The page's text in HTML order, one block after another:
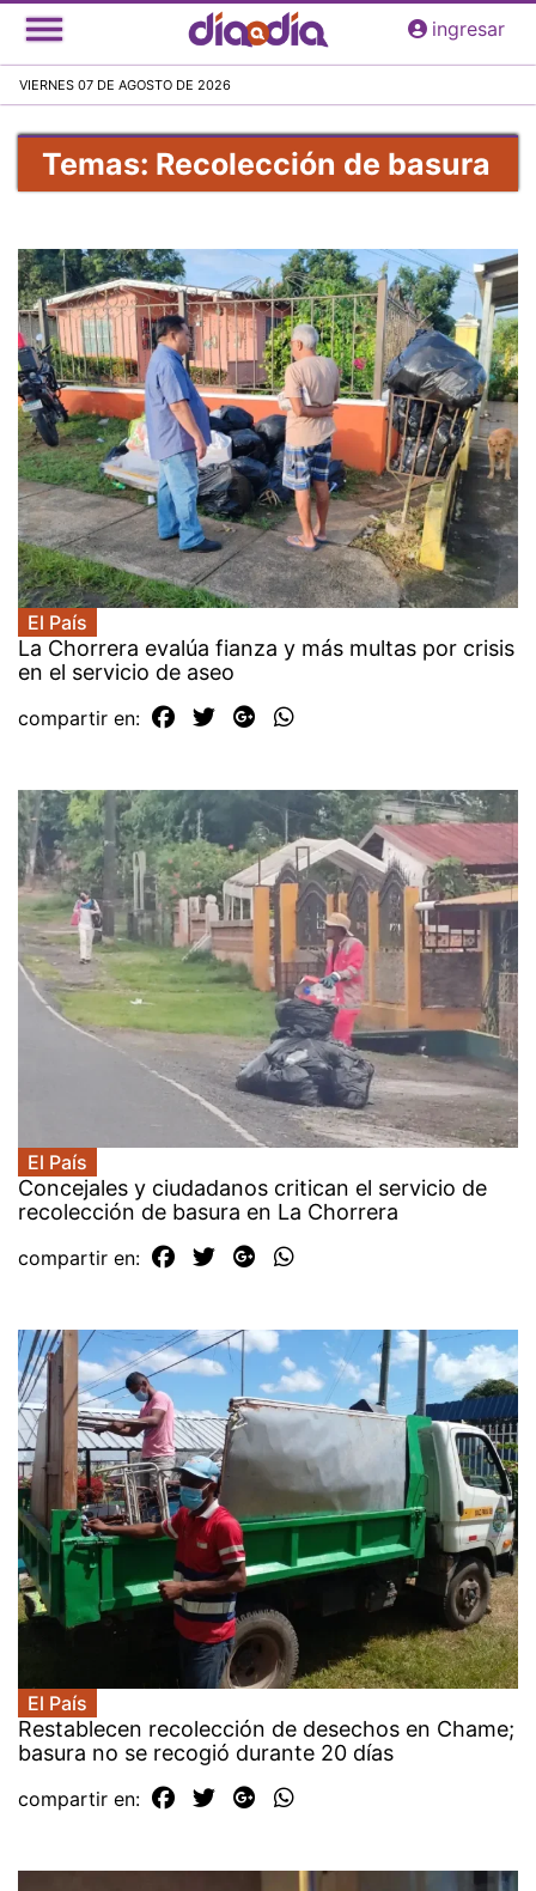
Pasar
al
principal
ingresar
VIERNES 07 DE AGOSTO DE 2026
Temas: Recolección de basura
El País
La Chorrera evalúa fianza y más multas por crisis
en el servicio de aseo
compartir en:
El País
Concejales y ciudadanos critican el servicio de
recolección de basura en La Chorrera
compartir en:
El País
Restablecen recolección de desechos en Chame;
basura no se recogió durante 20 días
compartir en: